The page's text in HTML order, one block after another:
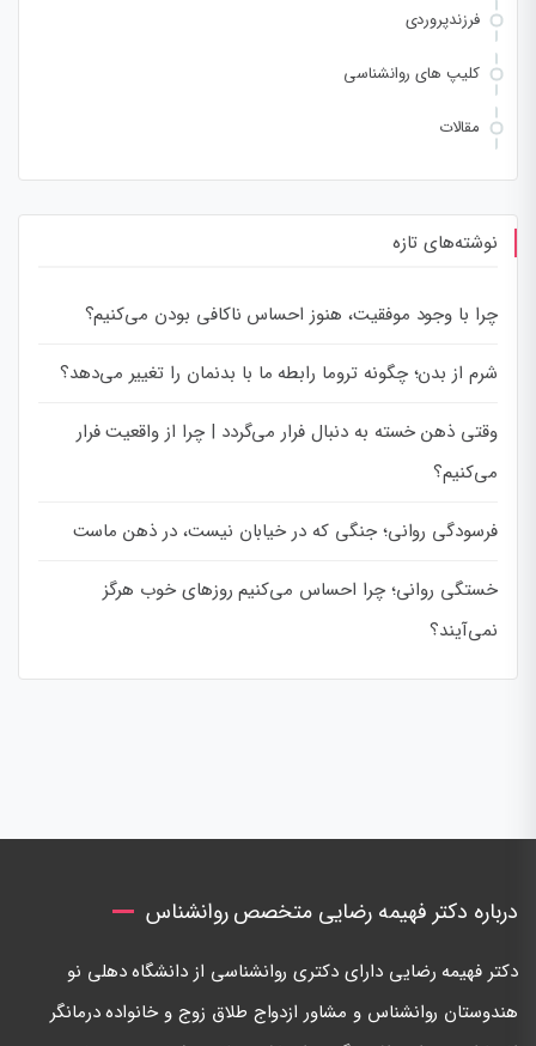
فرزندپروردی
کلیپ های روانشناسی
مقالات
نوشته‌های تازه
چرا با وجود موفقیت، هنوز احساس ناکافی بودن می‌کنیم؟
شرم از بدن؛ چگونه تروما رابطه ما با بدنمان را تغییر می‌دهد؟
وقتی ذهن خسته به دنبال فرار می‌گردد | چرا از واقعیت فرار
می‌کنیم؟
فرسودگی روانی؛ جنگی که در خیابان نیست، در ذهن ماست
خستگی روانی؛ چرا احساس می‌کنیم روزهای خوب هرگز
نمی‌آیند؟
درباره دکتر فهیمه رضایی متخصص روانشناس
دكتر فهيمه رضايی دارای دكتری روانشناسی از دانشگاه دهلی نو
هندوستان روانشناس و مشاور ازدواج طلاق زوج و خانواده درمانگر